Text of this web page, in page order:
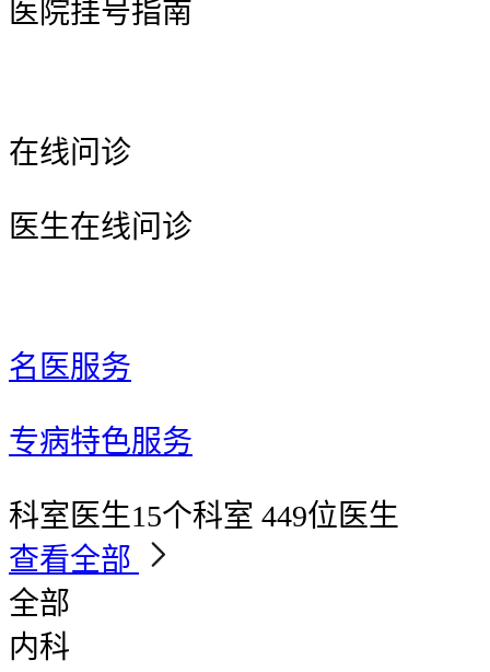
医院挂号指南
在线问诊
医生在线问诊
名医服务
专病特色服务
科室医生15个科室 449位医生
查看全部
全部
内科